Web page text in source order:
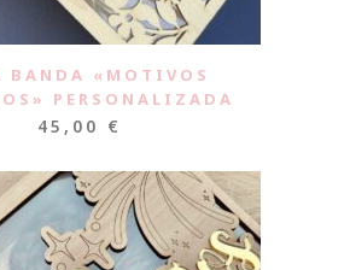
BANDA «MOTIVOS
PERSONALIZADA
45,00 €